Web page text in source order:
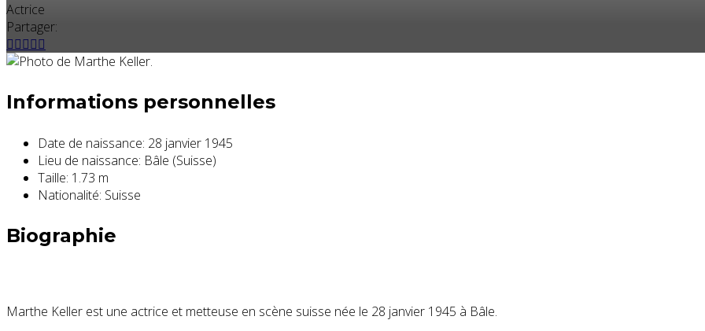
Actrice
Partager:
Informations personnelles
Date de naissance: 28 janvier 1945
Lieu de naissance: Bâle (Suisse)
Taille: 1.73 m
Nationalité: Suisse
Biographie
Marthe Keller est une actrice et metteuse en scène suisse née le 28 janvier 1945 à Bâle.